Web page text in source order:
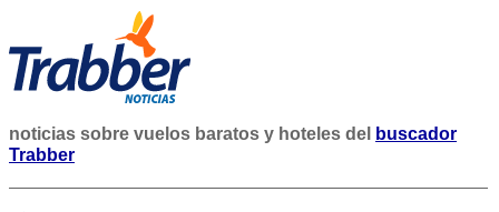
noticias sobre vuelos baratos y hoteles del
buscador
Trabber